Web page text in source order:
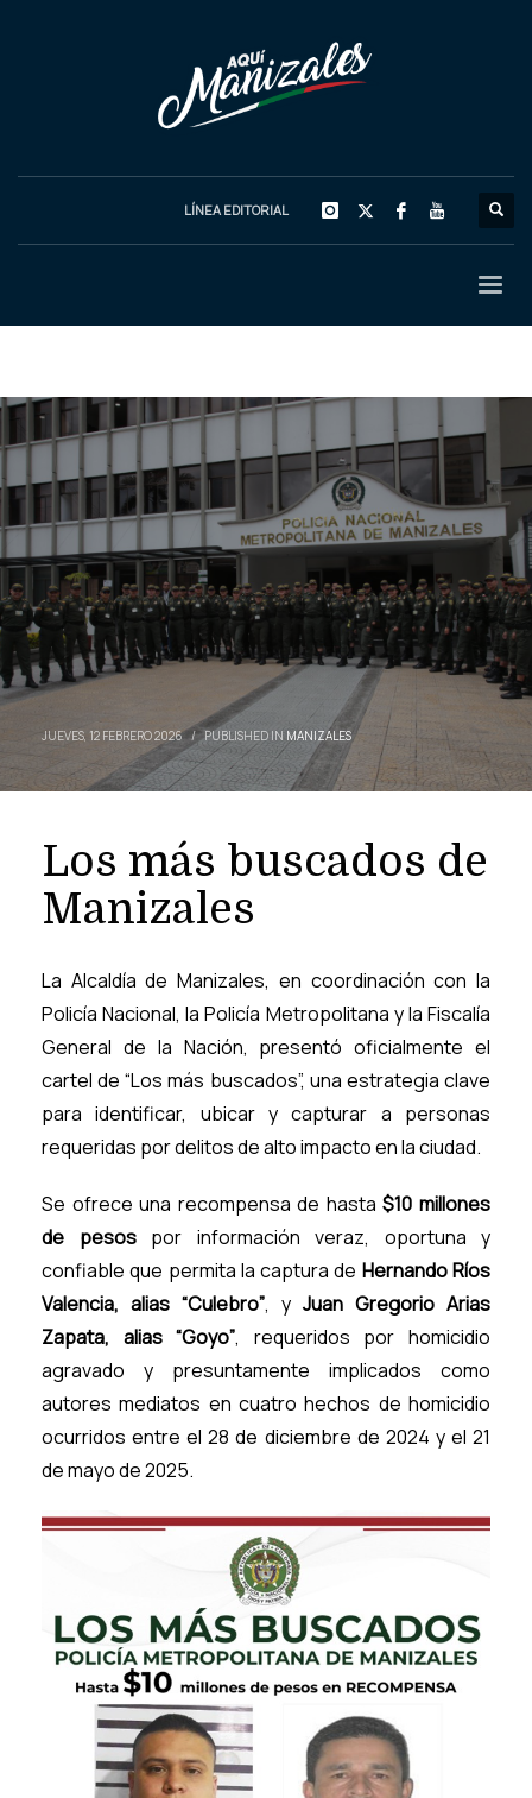
LÍNEA EDITORIAL
JUEVES, 12 FEBRERO 2026 / PUBLISHED IN MANIZALES
Los más buscados de
Manizales
La Alcaldía de Manizales, en coordinación con la
Policía Nacional, la Policía Metropolitana y la Fiscalía
General de la Nación, presentó oficialmente el
cartel de “Los más buscados”, una estrategia clave
para identificar, ubicar y capturar a personas
requeridas por delitos de alto impacto en la ciudad.
Se ofrece una recompensa de hasta$10 millones
de pesospor información veraz, oportuna y
confiable que permita la captura de Hernando Ríos
Valencia, alias “Culebro”, y Juan Gregorio Arias
Zapata, alias “Goyo”, requeridos por homicidio
agravado y presuntamente implicados como
autores mediatos en cuatro hechos de homicidio
ocurridos entre el 28 de diciembre de 2024 y el 21
de mayo de 2025.